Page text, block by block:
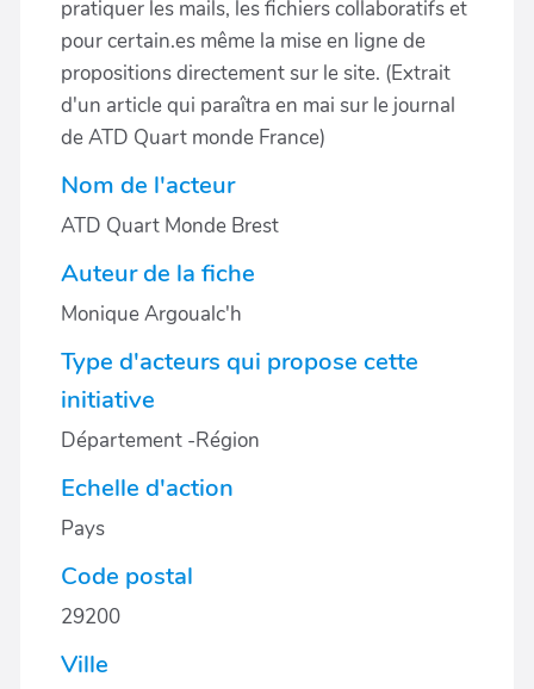
pratiquer les mails, les fichiers collaboratifs et
pour certain.es même la mise en ligne de
propositions directement sur le site. (Extrait
d'un article qui paraîtra en mai sur le journal
de ATD Quart monde France)
Nom de l'acteur
ATD Quart Monde Brest
Auteur de la fiche
Monique Argoualc'h
Type d'acteurs qui propose cette
initiative
Département -Région
Echelle d'action
Pays
Code postal
29200
Ville